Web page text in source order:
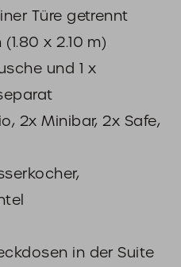
Türe getrennt
x 2.10 m)
und 1 x
2x Minibar, 2x Safe,
in der Suite